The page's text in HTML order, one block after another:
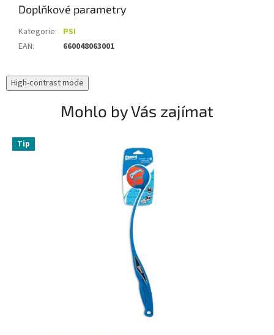
Doplňkové parametry
Kategorie: PSI
EAN: 660048063001
High-contrast mode
Mohlo by Vás zajímat
Tip